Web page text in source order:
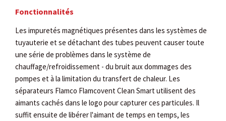
Fonctionnalités
Les impuretés magnétiques présentes dans les systèmes de
tuyauterie et se détachant des tubes peuvent causer toute
une série de problèmes dans le système de
chauffage/refroidissement - du bruit aux dommages des
pompes et à la limitation du transfert de chaleur. Les
séparateurs Flamco Flamcovent Clean Smart utilisent des
aimants cachés dans le logo pour capturer ces particules. Il
suffit ensuite de libérer l'aimant de temps en temps, les